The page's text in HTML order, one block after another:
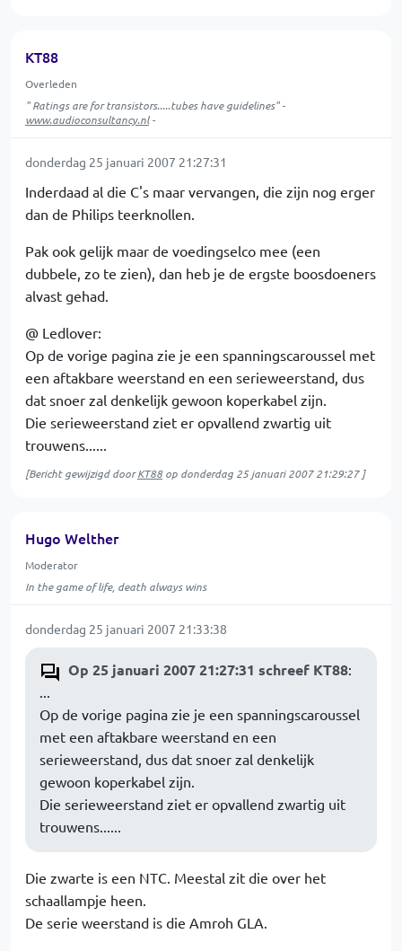
KT88
Overleden
" Ratings are for transistors.....tubes have guidelines" -
www.audioconsultancy.nl-
donderdag 25 januari 2007 21:27:31
Inderdaad al die C's maar vervangen, die zijn nog erger
dan de Philips teerknollen.
Pak ook gelijk maar de voedingselco mee (een
dubbele, zo te zien), dan heb je de ergste boosdoeners
alvast gehad.
@ Ledlover:
Op de vorige pagina zie je een spanningscaroussel met
een aftakbare weerstand en een serieweerstand, dus
dat snoer zal denkelijk gewoon koperkabel zijn.
Die serieweerstand ziet er opvallend zwartig uit
trouwens......
[Bericht gewijzigd doorKT88op donderdag 25 januari 2007 21:29:27]
Hugo Welther
Moderator
In the game of life, death always wins
donderdag 25 januari 2007 21:33:38
Op 25 januari 2007 21:27:31 schreef KT88:
Op de vorige pagina zie je een spanningscaroussel
met een aftakbare weerstand en een
serieweerstand, dus dat snoer zal denkelijk
gewoon koperkabel zijn.
Die serieweerstand ziet er opvallend zwartig uit
trouwens......
Die zwarte is een NTC. Meestal zit die over het
schaallampje heen.
De serie weerstand is die Amroh GLA.